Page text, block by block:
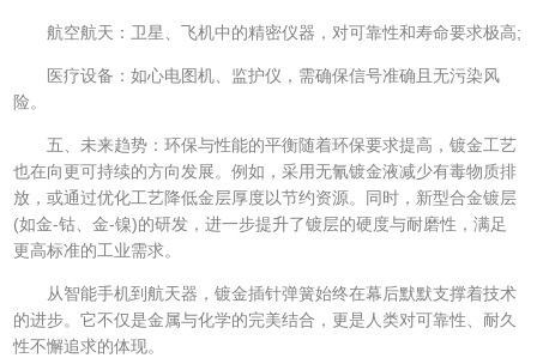
航空航天：卫星、飞机中的精密仪器，对可靠性和寿命要求极高;
医疗设备：如心电图机、监护仪，需确保信号准确且无污染风
险。
五、未来趋势：环保与性能的平衡随着环保要求提高，镀金工艺
也在向更可持续的方向发展。例如，采用无氰镀金液减少有毒物质排
放，或通过优化工艺降低金层厚度以节约资源。同时，新型合金镀层
(如金-钴、金-镍)的研发，进一步提升了镀层的硬度与耐磨性，满足
更高标准的工业需求。
从智能手机到航天器，镀金插针弹簧始终在幕后默默支撑着技术
的进步。它不仅是金属与化学的完美结合，更是人类对可靠性、耐久
性不懈追求的体现。